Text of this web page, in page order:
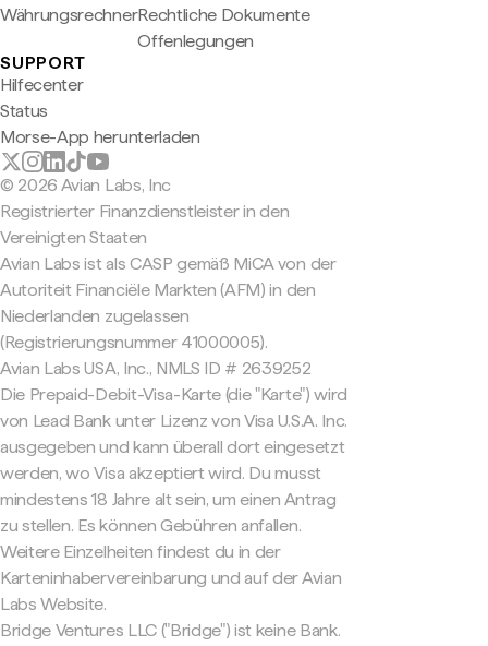
WährungsrechnerRechtliche Dokumente
Offenlegungen
SUPPORT
Hilfecenter
Status
Morse-App herunterladen
© 2026 Avian Labs, Inc
Registrierter Finanzdienstleister in den
Vereinigten Staaten
Avian Labs ist als CASP gemäß MiCA von der
Autoriteit Financiële Markten (AFM) in den
Niederlanden zugelassen
(Registrierungsnummer 41000005).
Avian Labs USA, Inc., NMLS ID # 2639252
Die Prepaid-Debit-Visa-Karte (die "Karte") wird
von Lead Bank unter Lizenz von Visa U.S.A. Inc.
ausgegeben und kann überall dort eingesetzt
werden, wo Visa akzeptiert wird. Du musst
mindestens 18 Jahre alt sein, um einen Antrag
zu stellen. Es können Gebühren anfallen.
Weitere Einzelheiten findest du in der
Karteninhabervereinbarung und auf der Avian
Labs Website.
Bridge Ventures LLC ("Bridge") ist keine Bank.